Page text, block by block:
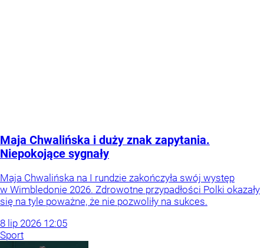
Maja Chwalińska i duży znak zapytania.
Niepokojące sygnały
Maja Chwalińska na I rundzie zakończyła swój występ
w Wimbledonie 2026. Zdrowotne przypadłości Polki okazały
się na tyle poważne, że nie pozwoliły na sukces.
8 lip 2026 12:05
Sport